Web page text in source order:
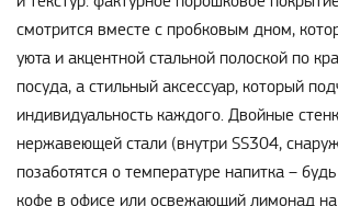
смотрится вместе с пробковым дном,
уюта и акцентной стальной полоской по
посуда, а стильный аксессуар, который
индивидуальность каждого. Двойные
нержавеющей стали (внутри SS304,
позаботятся о температуре напитка –
кофе в офисе или освежающий лимонад на